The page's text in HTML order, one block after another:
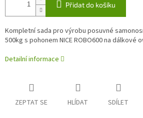
Přidat do košíku
Kompletní sada pro výrobu posuvné
500kg s pohonem NICE ROBO600 na dálkové
Detailní informace
ZEPTAT SE HLÍDAT SDÍLET